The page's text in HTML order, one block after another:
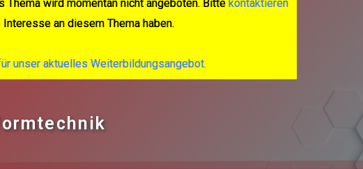
Thema wird momentan nicht angeboten. Bitte kontaktieren
an diesem Thema haben.
unser aktuelles Weiterbildungsangebot.